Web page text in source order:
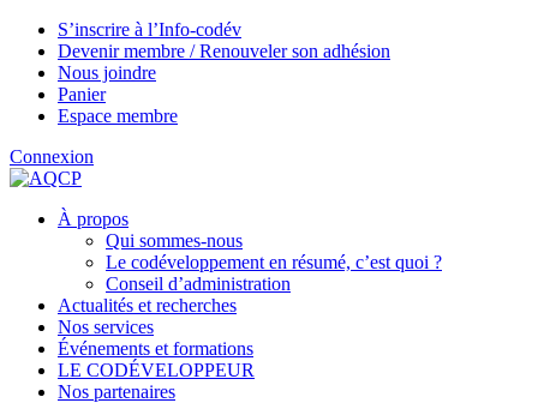
S’inscrire à l’Info-codév
Devenir membre / Renouveler son adhésion
Nous joindre
Panier
Espace membre
Connexion
À propos
Qui sommes-nous
Le codéveloppement en résumé, c’est quoi ?
Conseil d’administration
Actualités et recherches
Nos services
Événements et formations
LE CODÉVELOPPEUR
Nos partenaires